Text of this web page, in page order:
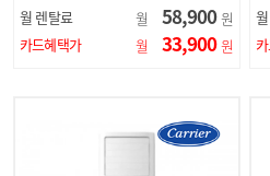
월 렌탈료 월 58,900 원
카드혜택가
월 33,900 원